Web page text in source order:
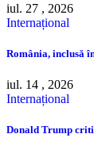
iul. 27 , 2026
Internațional
România, inclusă
iul. 14 , 2026
Internațional
Donald Trump